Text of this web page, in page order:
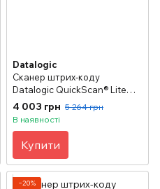
Datalogic
Сканер штрих-коду
Datalogic QuickScan® Lite
QW2100 (KBW)
4 003 грн 5 264 грн
В наявності
Купити
−20%